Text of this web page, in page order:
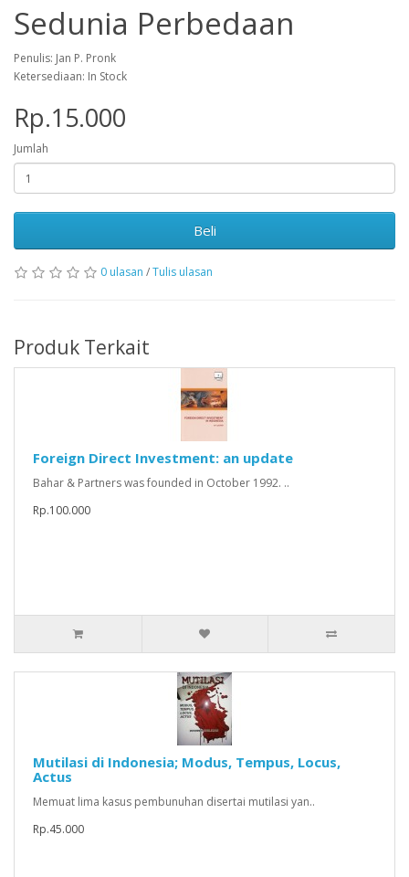
Sedunia Perbedaan
Penulis: Jan P. Pronk
Ketersediaan: In Stock
Rp.15.000
Jumlah
Beli
0 ulasan /Tulis ulasan
Produk Terkait
Foreign Direct Investment: an update
Bahar & Partners was founded in October 1992. ..
Rp.100.000
Mutilasi di Indonesia; Modus, Tempus, Locus,
Actus
Memuat lima kasus pembunuhan disertai mutilasi yan..
Rp.45.000